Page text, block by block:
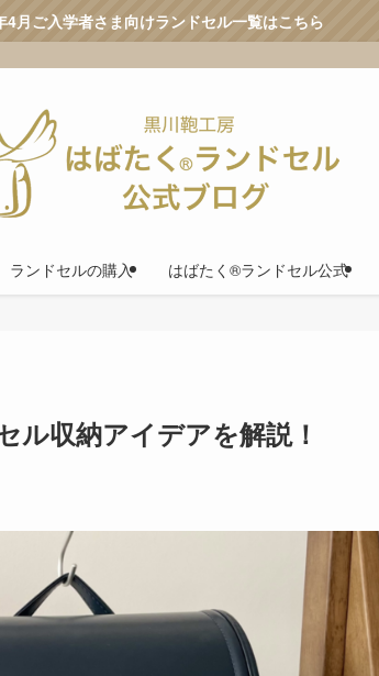
4月ご入学者さま向けランドセル一覧はこちら
ランドセルの購入 はばたく®ランドセル公式
ル収納アイデアを解説！